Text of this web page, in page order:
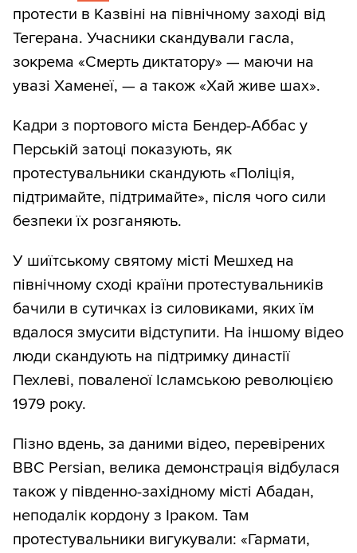
протести в Казвіні на північному заході від
Тегерана. Учасники скандували гасла,
зокрема «Смерть диктатору» — маючи на
увазі Хаменеї, — а також «Хай живе шах».
Кадри з портового міста Бендер-Аббас у
Перській затоці показують, як
протестувальники скандують «Поліція,
підтримайте, підтримайте», після чого сили
безпеки їх розганяють.
У шиїтському святому місті Мешхед на
північному сході країни протестувальників
бачили в сутичках із силовиками, яких їм
вдалося змусити відступити. На іншому відео
люди скандують на підтримку династії
Пехлеві, поваленої Ісламською революцією
1979 року.
Пізно вдень, за даними відео, перевірених
BBC Persian, велика демонстрація відбулася
також у південно-західному місті Абадан,
неподалік кордону з Іраком. Там
протестувальники вигукували: «Гармати,